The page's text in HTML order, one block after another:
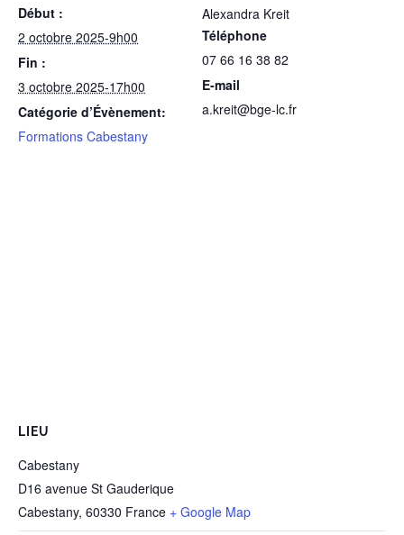
Début :
2 octobre 2025-9h00
Fin :
3 octobre 2025-17h00
Catégorie d’Évènement:
Formations Cabestany
Alexandra Kreit
Téléphone
07 66 16 38 82
E-mail
a.kreit@bge-lc.fr
LIEU
Cabestany
D16 avenue St Gauderique
Cabestany, 60330 France + Google Map